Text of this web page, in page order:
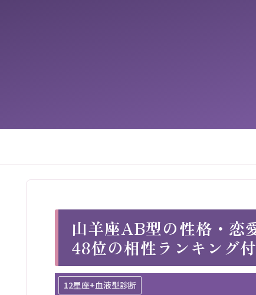
山羊座AB型の性格・恋
48位の相性ランキング
12星座+血液型診断